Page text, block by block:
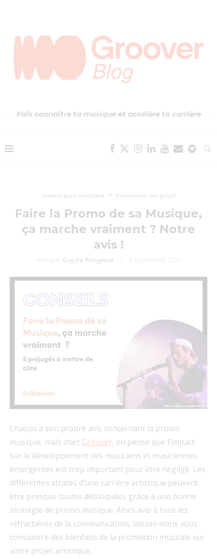
Fais connaître ta musique et accélère ta carrière
Conseils pour musiciens Promouvoir son projet
Faire la Promo de sa Musique,
ça marche vraiment ? Notre
avis !
écrit par Guy De Rengervé 6 septembre 2022
Chacun a son propre avis concernant la promo
musique, mais chez Groover, on pense que l’impact
sur le développement des musiciens et musiciennes
émergentes est trop important pour être négligé. Les
différentes strates d’une carrière artistique peuvent
être presque toutes débloquées grâce à une bonne
stratégie de promo musique. Alors avis à tous les
réfractaires de la communication, laissez-nous vous
convaincre des bienfaits de la promotion musicale sur
votre projet artistique.